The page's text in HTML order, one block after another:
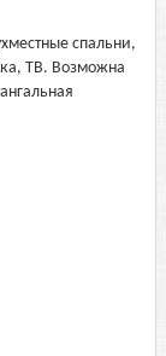
спальни,
ТВ. Возможна